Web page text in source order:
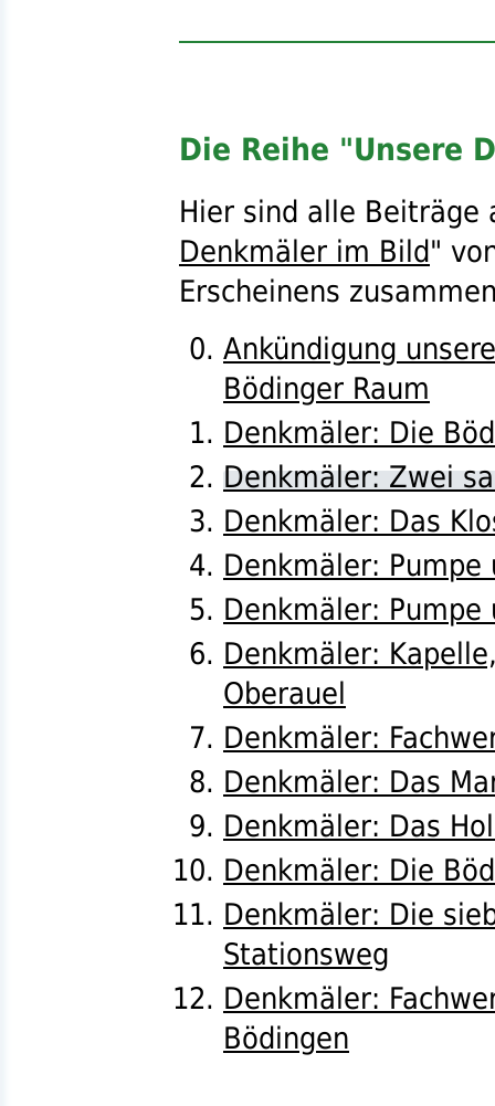
Die Reihe "Unsere
Hier sind alle Beiträge
Denkmäler im Bild"
Erscheinens
Ankündigung
Bödinger Raum
Denkmäler: Die
Denkmäler: Zwei
Denkmäler: Das
Denkmäler: Pumpe
Denkmäler:
Denkmäler:
Oberauel
Denkmäler:
Denkmäler: Das
Denkmäler: Das
Denkmäler: Die
Denkmäler: Die
Stationsweg
Denkmäler:
Bödingen